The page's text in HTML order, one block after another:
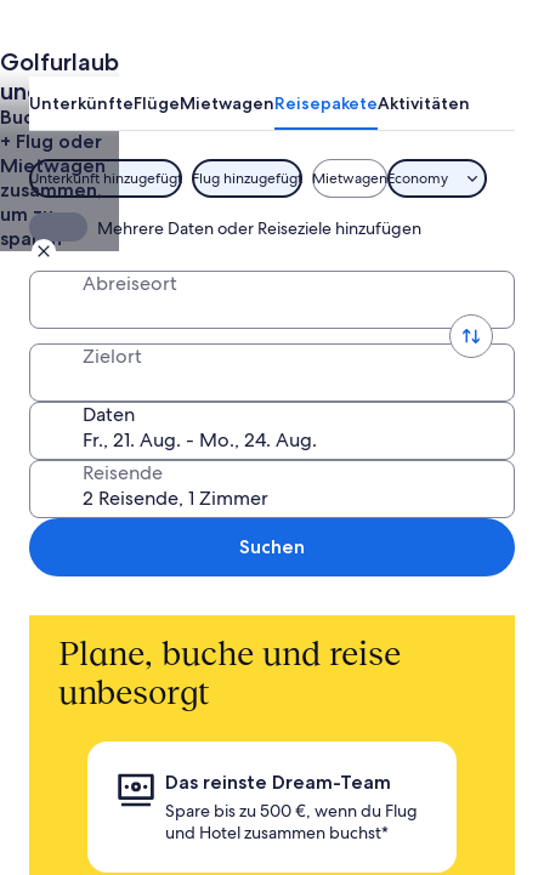
Golfurlaub
und
Golfreisen
in Spanien
Buche Hotel
+ Flug oder
Mietwagen
zusammen,
um zu
sparen
UnterkünfteFlügeMietwagenReisepaketeAktivitäten
Unterkunft hinzugefügt Flug hinzugefügt MietwagenEconomy
Mehrere Daten oder Reiseziele hinzufügen
Abreiseort
Zielort
Daten
Reisende
Suchen
Plane, buche und reise
unbesorgt
Das reinste Dream-Team
Spare bis zu 500 €, wenn du Flug
und Hotel zusammen buchst*